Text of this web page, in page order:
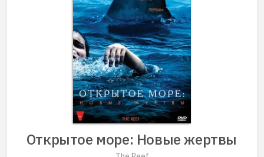
Открытое море: Новые жертвы